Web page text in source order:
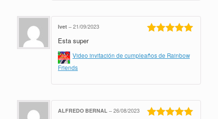
Ivet – 21/09/2023
Esta super
Video invitación de cumpleaños de Rainbow
Friends
ALFREDO BERNAL – 26/08/2023